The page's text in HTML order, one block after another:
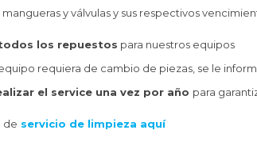
y válvulas y sus respectivos
los repuestos para nuestros equipos
requiera de cambio de piezas, se le
el service una vez por año para
de servicio de limpieza aquí